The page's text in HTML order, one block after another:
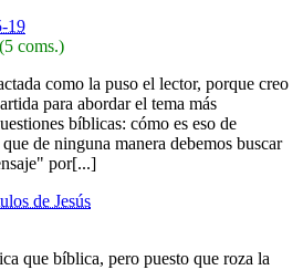
19
(5 coms.)
como la puso el lector, porque creo
para abordar el tema más
bíblicas: cómo es eso de
de ninguna manera debemos buscar
por[...]
de Jesús
que bíblica, pero puesto que roza la